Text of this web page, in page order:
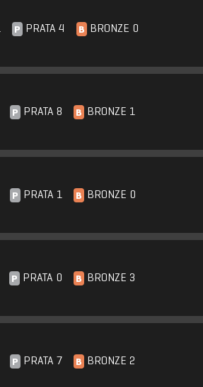
P PRATA 4 B BRONZE 0
P PRATA 8 B BRONZE 1
P PRATA 1 B BRONZE 0
P PRATA 0 B BRONZE 3
P PRATA 7 B BRONZE 2